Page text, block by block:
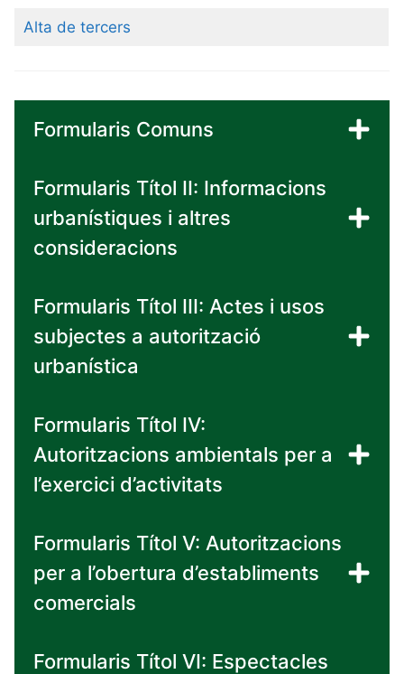
Alta de tercers
Formularis Comuns
Formularis Títol II: Informacions
urbanístiques i altres
consideracions
Formularis Títol III: Actes i usos
subjectes a autorització
urbanística
Formularis Títol IV:
Autoritzacions ambientals per a
l’exercici d’activitats
Formularis Títol V: Autoritzacions
per a l’obertura d’establiments
comercials
Formularis Títol VI: Espectacles